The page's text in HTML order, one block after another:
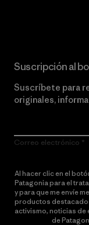
Suscripción al
Suscríbete para
originales,
Correo electrónico
Al hacer clic en el
Patagonia para el
y para que me envíe
productos
activismo, noticias de
de